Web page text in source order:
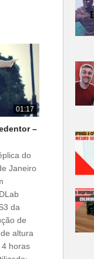
01:17
–
do
Janeiro
da
de
altura
horas